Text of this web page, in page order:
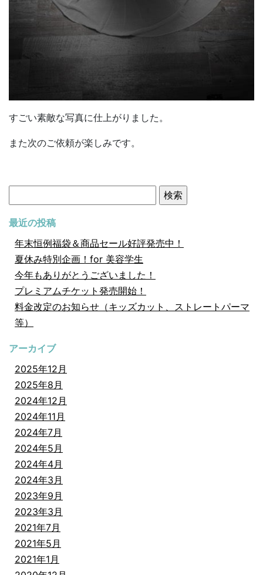
すごい素敵な写真に仕上がりました。
また次のご依頼が楽しみです。
索:
最近の投稿
年末恒例福袋＆商品セール好評発売中！
夏休み特別企画！for 美容学生
今年もありがとうございました！
プレミアムチケット発売開始！
料金改定のお知らせ（キッズカット、ストレートパーマ
等）
アーカイブ
2025年12月
2025年8月
2024年12月
2024年11月
2024年7月
2024年5月
2024年4月
2024年3月
2023年9月
2023年3月
2021年7月
2021年5月
2021年1月